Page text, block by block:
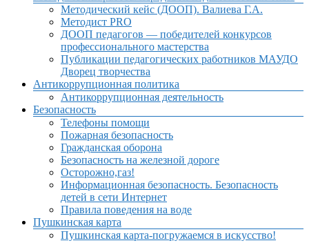
Методический кейс (ДООП). Валиева Г.А.
Методист PRO
ДООП педагогов — победителей конкурсов
профессионального мастерства
Публикации педагогических работников МАУДО
Дворец творчества
Антикоррупционная политика
Антикоррупционная деятельность
Безопасность
Телефоны помощи
Пожарная безопасность
Гражданская оборона
Безопасность на железной дороге
Осторожно,газ!
Информационная безопасность. Безопасность
детей в сети Интернет
Правила поведения на воде
Пушкинская карта
Пушкинская карта-погружаемся в искусство!